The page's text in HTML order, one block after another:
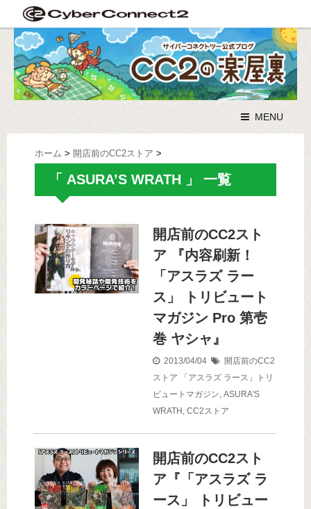
MENU
ホーム > 開店前のCC2ストア >
「 ASURA’S WRATH 」 一覧
開店前のCC2スト
ア 『内容刷新！
「アスラズ ラー
ス」 トリビュート
マガジン Pro 第壱
巻 ヤシャ』
2013/04/04
開店前のCC2
ストア
「アスラズ ラース」トリ
ビュートマガジン, ASURA'S
WRATH , CC2ストア
開店前のCC2スト
ア『「アスラズ ラ
ース」 トリビュー